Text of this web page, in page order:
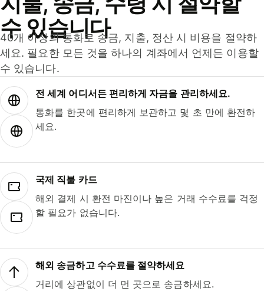
수 있습니다
40개 이상의 통화로 송금, 지출, 정산 시 비용을 절약하
세요. 필요한 모든 것을 하나의 계좌에서 언제든 이용할
수 있습니다.
전 세계 어디서든 편리하게 자금을 관리하세요.
통화를 한곳에 편리하게 보관하고 몇 초 만에 환전하
세요.
국제 직불 카드
해외 결제 시 환전 마진이나 높은 거래 수수료를 걱정
할 필요가 없습니다.
해외 송금하고 수수료를 절약하세요
거리에 상관없이 더 먼 곳으로 송금하세요.